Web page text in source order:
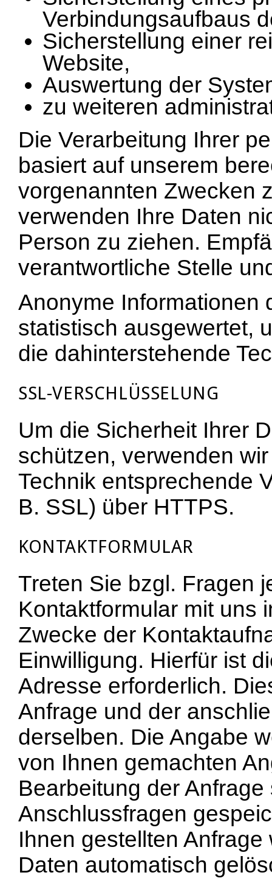
Verbindungsaufbaus
Sicherstellung einer
Website,
Auswertung der
zu weiteren
Die Verarbeitung Ihrer
basiert auf unserem
vorgenannten Zwecken
verwenden Ihre Daten
Person zu ziehen.
verantwortliche Stelle
Anonyme Informationen
statistisch ausgewertet,
die dahinterstehende
SSL-VERSCHLÜSSELUNG
Um die Sicherheit Ihrer
schützen, verwenden
Technik entsprechende
B. SSL) über HTTPS.
KONTAKTFORMULAR
Treten Sie bzgl. Fragen
Kontaktformular mit uns
Zwecke der
Einwilligung. Hierfür ist
Adresse erforderlich.
Anfrage und der
derselben. Die Angabe
von Ihnen gemachten
Bearbeitung der
Anschlussfragen
Ihnen gestellten
Daten automatisch